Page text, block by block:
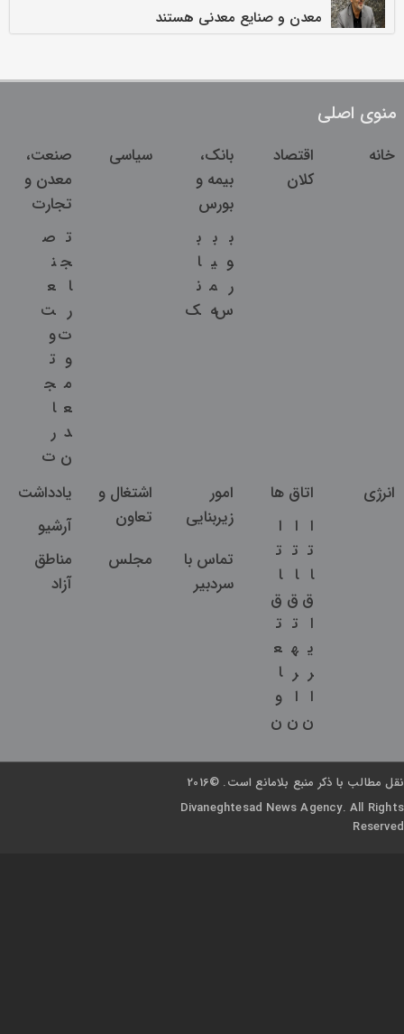
معدن و صنایع معدنی هستند
منوی اصلی
خانه
اقتصاد
کلان
بانک،
بیمه و
بورس
ب
و
ر
س
ب
ی
م
ه
ب
ا
ن
ک
سیاسی
صنعت،
معدن و
تجارت
ت
ج
ا
ر
ت
و
م
ع
د
ن
ص
ن
ع
ت
و
ت
ج
ا
ر
ت
انرژی
اتاق ها
ا
ت
ا
ق
ا
ی
ر
ا
ن
ا
ت
ا
ق
ت
ه
ر
ا
ن
ا
ت
ا
ق
ت
ع
ا
و
ن
امور
زیربنایی
اشتغال و
تعاون
یادداشت
آرشیو
تماس با
سردبیر
مجلس
مناطق
آزاد
نقل مطالب با ذکر منبع بلامانع است. ©2016
Divaneghtesad News Agency. All Rights
Reserved